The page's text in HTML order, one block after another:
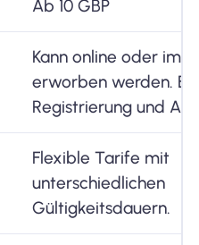
Ab 10 GBP
Kann online oder im
erworben werden.
Registrierung und
Flexible Tarife mit
unterschiedlichen
Gültigkeitsdauern.